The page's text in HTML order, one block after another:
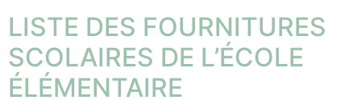
LISTE DES FOURNITURES
SCOLAIRES DE L’ÉCOLE
ÉLÉMENTAIRE